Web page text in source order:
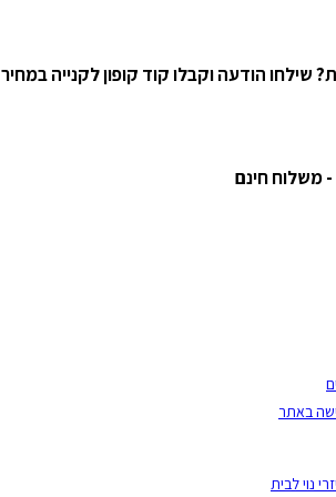
הודעה וקבלו קוד קופון לקנייה במחיר
נוי לבית